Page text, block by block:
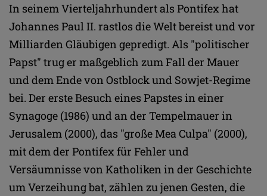
In seinem Vierteljahrhundert als Pontifex hat
Johannes Paul II. rastlos die Welt bereist und vor
Milliarden Gläubigen gepredigt. Als "politischer
Papst" trug er maßgeblich zum Fall der Mauer
und dem Ende von Ostblock und Sowjet-Regime
bei. Der erste Besuch eines Papstes in einer
Synagoge (1986) und an der Tempelmauer in
Jerusalem (2000), das "große Mea Culpa" (2000),
mit dem der Pontifex für Fehler und
Versäumnisse von Katholiken in der Geschichte
um Verzeihung bat, zählen zu jenen Gesten, die